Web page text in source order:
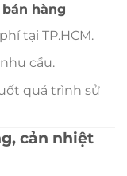
hàng
tại TP.HCM.
cầu.
quá trình sử
cản nhiệt